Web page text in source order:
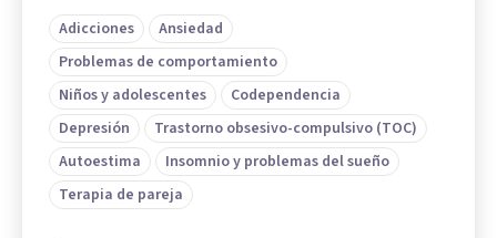
Adicciones
Ansiedad
Problemas de comportamiento
Niños y adolescentes
Codependencia
Depresión
Trastorno obsesivo-compulsivo (TOC)
Autoestima
Insomnio y problemas del sueño
Terapia de pareja